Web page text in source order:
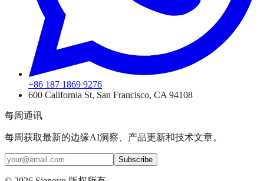
+86 187 1869 9276
600 California St, San Francisco, CA 94108
每周通讯
每周获取最新的边缘AI洞察、产品更新和技术文章。
Subscribe